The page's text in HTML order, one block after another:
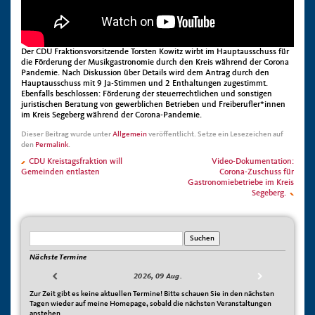
Der CDU Fraktionsvorsitzende Torsten Kowitz wirbt im Hauptausschuss für
die Förderung der Musikgastronomie durch den Kreis während der Corona
Pandemie. Nach Diskussion über Details wird dem Antrag durch den
Hauptausschuss mit 9 Ja-Stimmen und 2 Enthaltungen zugestimmt.
Ebenfalls beschlossen: Förderung der steuerrechtlichen und sonstigen
juristischen Beratung von gewerblichen Betrieben und Freiberufler*innen
im Kreis Segeberg während der Corona-Pandemie.
Dieser Beitrag wurde unterAllgemeinveröffentlicht. Setze ein Lesezeichen auf
den Permalink.
CDU Kreistagsfraktion will
Gemeinden entlasten
Video-Dokumentation:
Corona-Zuschuss für
Gastronomiebetriebe im Kreis
Segeberg.
Nächste Termine
2026, 09 Aug.
Zur Zeit gibt es keine aktuellen Termine! Bitte schauen Sie in den nächsten
Tagen wieder auf meine Homepage, sobald die nächsten Veranstaltungen